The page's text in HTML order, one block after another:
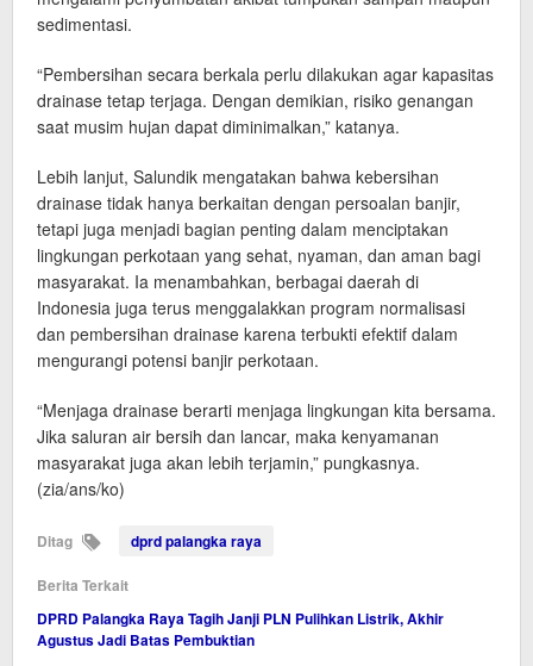
sedimentasi.
“Pembersihan secara berkala perlu dilakukan agar kapasitas
drainase tetap terjaga. Dengan demikian, risiko genangan
saat musim hujan dapat diminimalkan,” katanya.
Lebih lanjut, Salundik mengatakan bahwa kebersihan
drainase tidak hanya berkaitan dengan persoalan banjir,
tetapi juga menjadi bagian penting dalam menciptakan
lingkungan perkotaan yang sehat, nyaman, dan aman bagi
masyarakat. Ia menambahkan, berbagai daerah di
Indonesia juga terus menggalakkan program normalisasi
dan pembersihan drainase karena terbukti efektif dalam
mengurangi potensi banjir perkotaan.
“Menjaga drainase berarti menjaga lingkungan kita bersama.
Jika saluran air bersih dan lancar, maka kenyamanan
masyarakat juga akan lebih terjamin,” pungkasnya.
(zia/ans/ko)
Ditag dprd palangka raya
Berita Terkait
DPRD Palangka Raya Tagih Janji PLN Pulihkan Listrik, Akhir
Agustus Jadi Batas Pembuktian